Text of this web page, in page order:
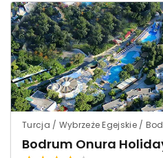
Turcja / Wybrzeże Egejskie /
Bodrum Onura